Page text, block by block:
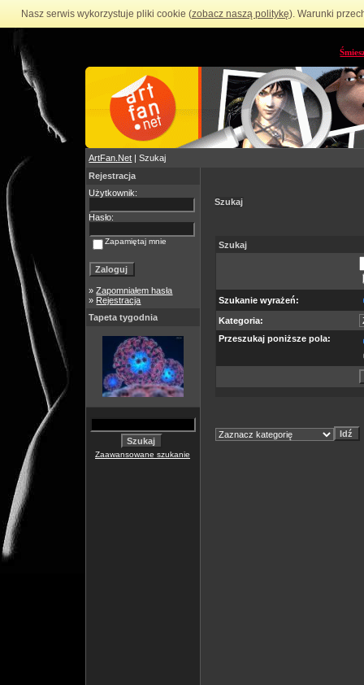
Nasz serwis wykorzystuje pliki cookie (zobacz naszą politykę). Warunki
ArtFan.Net | Szukaj
Rejestracja
Użytkownik:
Hasło:
Zapamiętaj mnie
»Zapomniałem hasła
» Rejestracja
Tapeta tygodnia
Zaawansowane szukanie
Szukaj
Szukaj
Szukanie wyrażeń:
Kategoria:
Przeszukaj poniższe pola: